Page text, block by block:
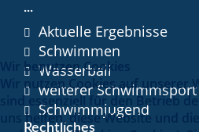
...
Aktuelle Ergebnisse
Schwimmen
Wasserball
weiterer Schwimmsport
Schwimmjugend
Rechtliches
Wir benutzen Cookies
Wir nutzen Cookies auf unserer
sind essenziell für den Betrieb
uns helfen, diese Website und